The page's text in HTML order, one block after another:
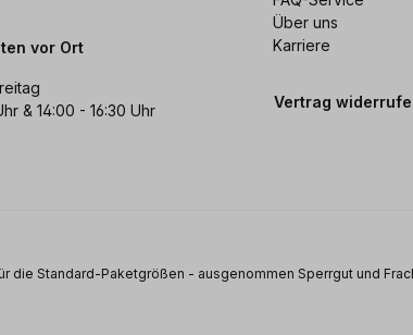
vor Ort
& 14:00 - 16:30 Uhr
Über uns
Karriere
Vertrag
die Standard-Paketgrößen - ausgenommen Sperrgut und